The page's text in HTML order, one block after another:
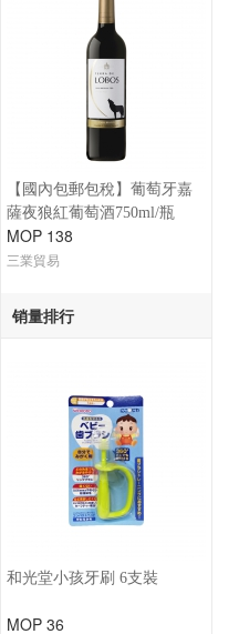
【國內包郵包稅】葡萄牙嘉
薩夜狼紅葡萄酒750ml/瓶
MOP 138
三業貿易
销量排行
和光堂小孩牙刷 6支裝
MOP 36